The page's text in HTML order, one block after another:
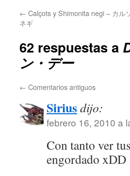
← Calçots y Shimonita negi – カル
ネギ
62 respuestas a
ン・デー
← Comentarios antiguos
Siriusdijo:
febrero 16, 2010 a
Con tanto ver
engordado xDD